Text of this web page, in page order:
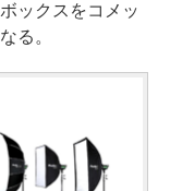
ックスをコメッ
る。